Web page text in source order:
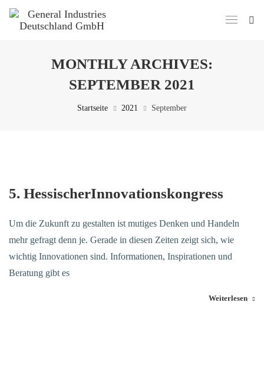
MONTHLY ARCHIVES:
SEPTEMBER 2021
Startseite 2021 September
5. HessischerInnovationskongress
Um die Zukunft zu gestalten ist mutiges Denken und Handeln
mehr gefragt denn je. Gerade in diesen Zeiten zeigt sich, wie
wichtig Innovationen sind. Informationen, Inspirationen und
Beratung gibt es
Weiterlesen